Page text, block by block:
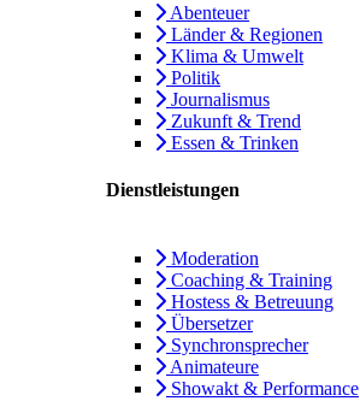
Abenteuer
Länder & Regionen
Klima & Umwelt
Politik
Journalismus
Zukunft & Trend
Essen & Trinken
Dienstleistungen
Moderation
Coaching & Training
Hostess & Betreuung
Übersetzer
Synchronsprecher
Animateure
Showakt & Performance